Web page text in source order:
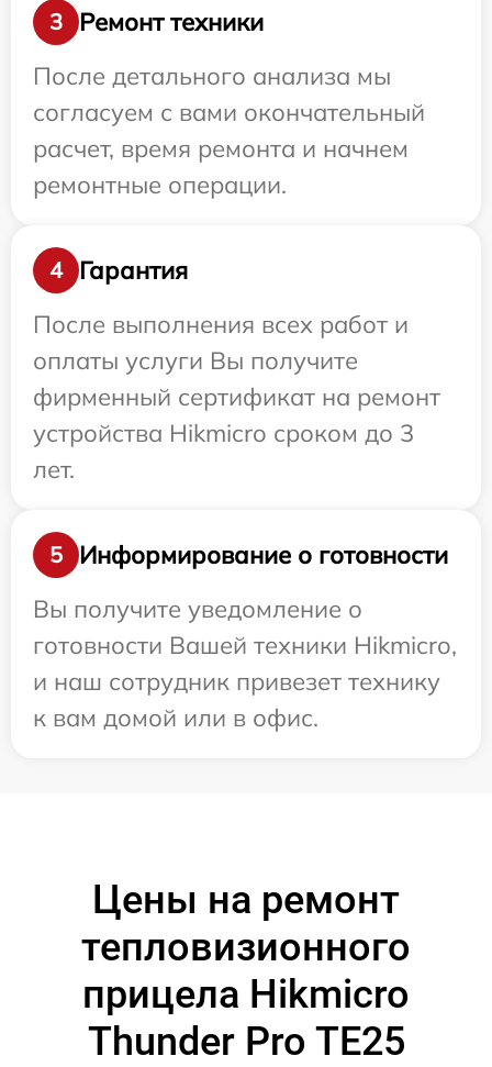
3
Ремонт техники
После детального анализа мы
согласуем с вами окончательный
расчет, время ремонта и начнем
ремонтные операции.
4
Гарантия
После выполнения всех работ и
оплаты услуги Вы получите
фирменный сертификат на ремонт
устройства Hikmicro сроком до 3
лет.
5
Информирование о готовности
Вы получите уведомление о
готовности Вашей техники Hikmicro,
и наш сотрудник привезет технику
к вам домой или в офис.
Цены на ремонт
тепловизионного
прицела Hikmicro
Thunder Pro TE25